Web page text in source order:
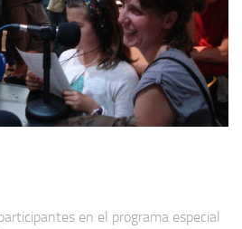
en el programa especial